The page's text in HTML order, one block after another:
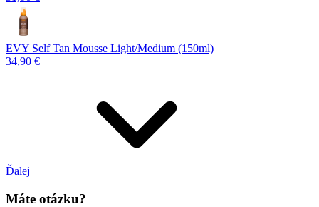
EVY Self Tan Mousse Light/Medium (150ml)
34,90 €
Ďalej
Máte otázku?